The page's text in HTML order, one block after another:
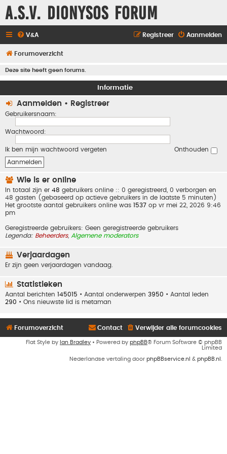
A.S.V. Dionysos Forum
V&A Aanmelden
Registreer
Forumoverzicht
Deze site heeft geen forums.
Informatie
Aanmelden • Registreer
Gebruikersnaam:
Wachtwoord:
Ik ben mijn wachtwoord vergeten Onthouden
Wie is er online
In totaal zijn er 48 gebruikers online :: 0 geregistreerd, 0 verborgen en
48 gasten (gebaseerd op actieve gebruikers in de laatste 5 minuten)
Het grootste aantal gebruikers online was 1537 op vr mei 22, 2026 9:46
pm
Geregistreerde gebruikers: Geen geregistreerde gebruikers
Legenda: Beheerders, Algemene moderators
Verjaardagen
Er zijn geen verjaardagen vandaag.
Statistieken
Aantal berichten 145015 • Aantal onderwerpen 3950 • Aantal leden
290 • Ons nieuwste lid is metaman
Forumoverzicht Verwijder alle forumcookies
Contact
Flat Style by Ian Bradley • Powered by phpBB® Forum Software © phpBB
Limited
Nederlandse vertaling door phpBBservice.nl & phpBB.nl